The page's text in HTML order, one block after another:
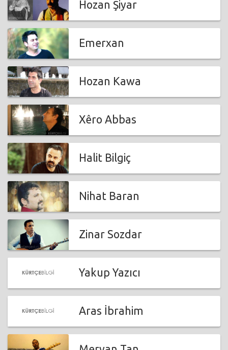
Hozan Şiyar
Emerxan
Hozan Kawa
Xêro Abbas
Halit Bilgiç
Nihat Baran
Zinar Sozdar
Yakup Yazıcı
Aras İbrahim